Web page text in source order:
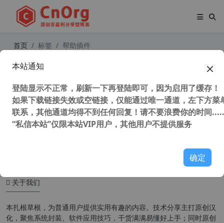
首页 标签 帮助插件
最简单WordPress反馈帮助工单支持
版 反馈系统 客户支持
关于我们
本扎根草根，为普通用户提供实用有趣的内容。技术分享主打原创汉
化，聚焦系统封装、软件应用技巧，干货满满易懂好上手；同时原创
本站通知
登陆显示不正常，刷新一下再登陆即可，因为启用了缓存！
如果下载链接失效或空链接，仅能通过唯一通道，左下方菜
联系，其他通道均得不到任何回复！请不要浪费你的时间
“私信本站”仅限本站VIP用户，其他用户不提供服务
确定